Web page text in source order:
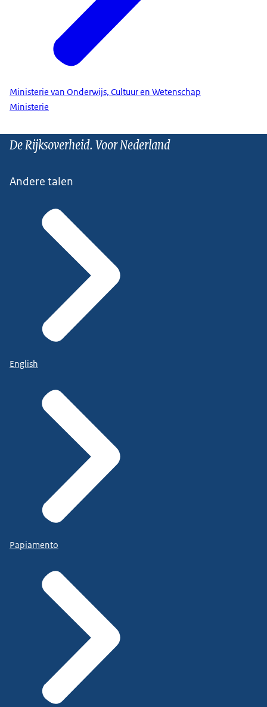
Ministerie van Onderwijs, Cultuur en Wetenschap
Ministerie
De Rijksoverheid. Voor Nederland
Andere talen
English
Papiamento